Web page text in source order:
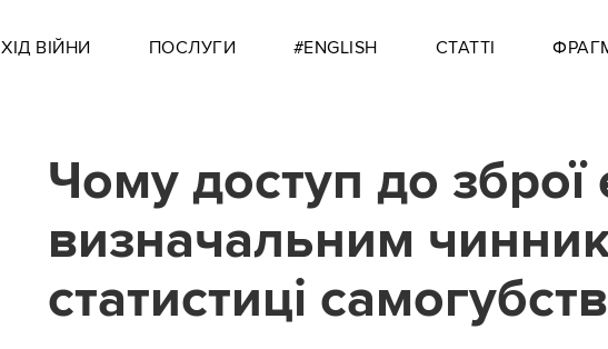
ХІД ВІЙНИ ПОСЛУГИ #ENGLISH СТАТТІ
Чому доступ до зброї
визначальним
статистиці